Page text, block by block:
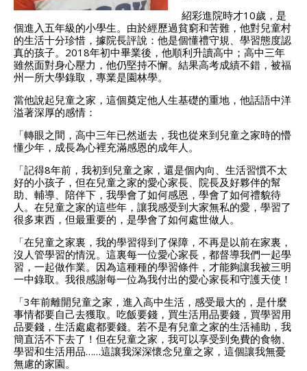
紹彩進院時才10歲，是
個進入五年級的小學生。由於經歷過貧窮和苦難，他對兒童村
的生活十分珍惜，據院長評說：他是個懂禮守規、學習態度認
真的孩子。2018年初中畢業後，他順利升讀高中；高中三年
雖然面對身心壓力，他仍堅持不懈。結果高考成績不錯，被福
州一所大學錄取，專業是園林學。
當他說起兒童之家，這個奠定他人生基礎的重地，他話語中洋
溢著深厚的感情：
「轉眼之間，高中三年已然逝去，我也從來到兒童之家時的懵
懂少年，成長為心裡充滿感恩的成年人。
「記得8年前，我初到兒童之家，還是個內向、生活習慣不太
好的小孩子，但在兒童之家的愛心家長、院長及好夥伴的幫
助、輔導、陪伴下，我學會了如何感恩，學會了如何禮貌待
人。在兒童之家的這些年，讓我感受到大家無私的愛，學習了
很多東西，但最重要的，是學會了如何處世做人。
「在兒童之家裏，我的學習得到了保障，不再是以前在家裏，
沒人管學習的情況。這裏每一位愛心家長，都督導我們一起學
習，一起做作業。因為這種種的學習條件，才能夠讓我被三明
一中錄取。我很感謝每一位為我付出的愛心家長和守護天使！
「3年前離開兒童之家，進入高中生活，感受最大的，是什麼
事情都要自己去獲取。吃飯要錢，買生活用品要錢，買學習用
品要錢，生活處處都要錢。若不是有兒童之家的生活補助，我
簡直活不下去了！但在兒童之家，我可以享受到免費的食物、
學習和生活用品……這讓我深深懷念兒童之家，這個讓我無憂
無慮的家園。